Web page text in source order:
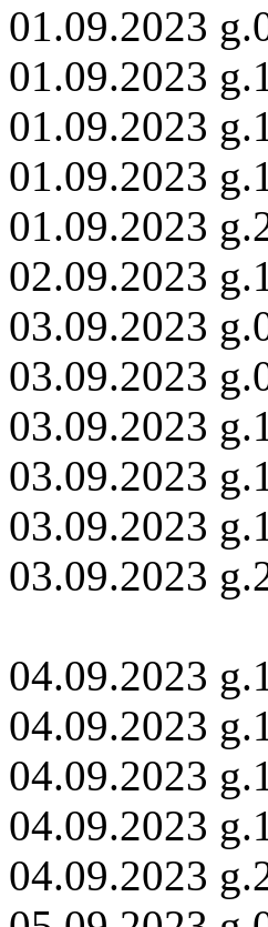
01.09.2023
01.09.2023
01.09.2023
01.09.2023
01.09.2023
02.09.2023
03.09.2023
03.09.2023
03.09.2023
03.09.2023
03.09.2023
03.09.2023
04.09.2023
04.09.2023
04.09.2023
04.09.2023
04.09.2023